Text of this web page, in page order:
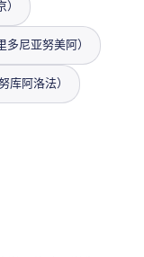
）
多尼亚努美阿）
库阿洛法）